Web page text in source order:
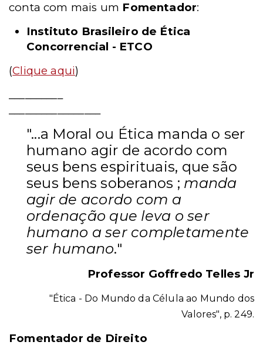
conta com mais um Fomentador:
Instituto Brasileiro de Ética
Concorrencial - ETCO
(Clique aqui)
"...a Moral ou Ética manda o ser
humano agir de acordo com
seus bens espirituais, que são
seus bens soberanos ; manda
agir de acordo com a
ordenação que leva o ser
humano a ser completamente
ser humano."
Professor Goffredo Telles Jr
"Ética - Do Mundo da Célula ao Mundo dos
Valores", p. 249.
Fomentador de Direito